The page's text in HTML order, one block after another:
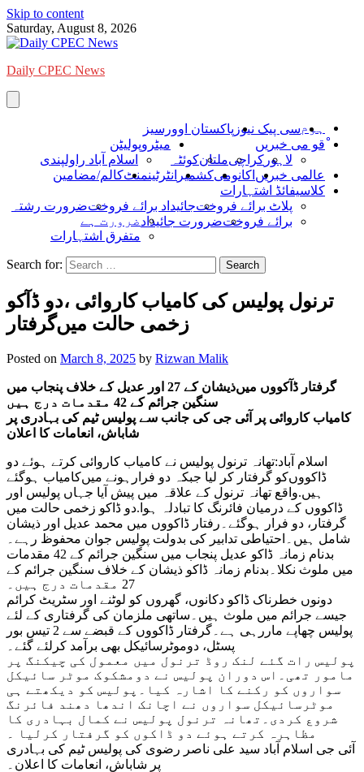
Skip to content
Saturday, August 8, 2026
Daily CPEC News
ہومسی پیک نیوز پاکستان اوورسیز
ْقو می خبریں
لاہور کراچیملتانکوئٹہ
میٹروپولیٹن
اسلام آباد راولپندی
عالمی خبریں اکانومیکشمیر انٹرٹینمنٹکالم/مضامین
کلاسیفائڈ اشتہارات
پلاٹ برائے فروختجائیداد برائے فروختضرورت رشتہ
برائے فروختضرورت جائیدادضرورت ہے
متفرق اشتہارات
Search for:
ترنول پولیس کی کامیاب کاروائی ،دو ڈآکو
زخمی حالت میں‌گرفتار
Posted on March 8, 2025 by Rizwan Malik
گرفتار ڈآکووں میں‌ذیشان کے 27 اور عدیل کے خلاف پنجاب میں
سنگین جرائم کے 42 مقدمات درج ہیں
کامیاب کاروائی پر آئی جی کی جانب سے پولیس ٹیم کی بہادری پر
شاباش، انعامات کا اعلان
اسلام آباد:تھانہ ترنول پولیس نے کامیاب کاروائی کرتے ہوئے دو
ڈاکووں‌کو گرفتار کر لیا جبکہ دو فرارہونے میں‌کامیاب ہوگئے
ہیں.واقع تھانہ ترنول کے علاقہ میں پیش آیا جہاں‌ پولیس اور
ڈاکووں کے درمیان فائرنگ کا تبادلہ ہوا.دو ڈاکو زخمی حالت میں
گرفتار، دو فرار ہوگئے۔رفتار ڈاکووں میں محمد عدیل اور ذیشان
شامل ہیں۔احتیاطی تدابیر کی بدولت پولیس جوان محفوظ رہے۔
بدنام زمانہ ڈاکو عدیل پنجاب میں سنگین جرائم کے 42 مقدمات
میں ملوث نکلا۔بدنام زمانہ ڈاکو ذیشان کے خلاف سنگین جرائم کے
27 مقدمات درج ہیں۔
دونوں خطرناک ڈاکو دکانوں، گھروں کو لوٹنے اور سٹریٹ کرائم
جیسے جرائم میں ملوث ہیں۔ساتھی ملزمان کی گرفتاری کے لئے
پولیس چھاپے ماررہی ہے۔گرفتار ڈاکووں کے قبضے سے 2 تیس بور
پسٹل، دوموٹرسائیکل بھی برآمد کرلئے گئے۔
پولیس رات گئے لنک روڈ ترنول میں معمول کی چیکنگ پر
مامور تھی۔اس دوران پولیس نے دومشکوک موٹر سائیکل
سواروں کو رکنے کا اشارہ کیا۔پولیس کو دیکھتے ہی
موٹرسائیکل سواروں نے اچانک اندھا دھند فائرنگ
شروع کردی۔تھانہ ترنول پولیس نے کمال بہادری کا
مظاہرہ کرتے ہوئے دو ڈاکوں کو گرفتار کرلیا ۔
آئی جی اسلام آباد سید علی ناصر رضوی کی پولیس ٹیم کی بہادری
پر شاباش، انعامات کا اعلان۔